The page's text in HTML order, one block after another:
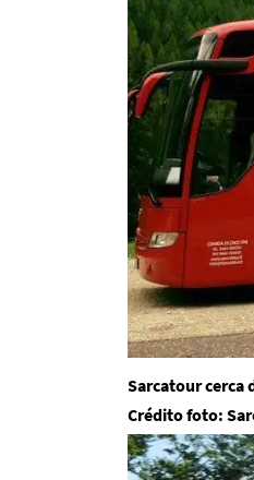
Sarcatour cerca
Crédito foto: